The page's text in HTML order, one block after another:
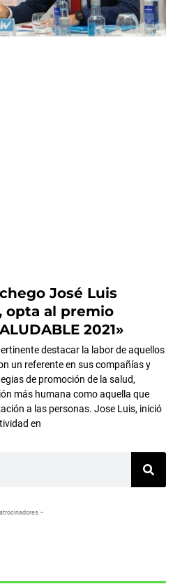
José Luis
opta al premio
2021»
destacar la labor de aquellos
un referente en sus compañías y
de promoción de la salud,
más humana como aquella que
a las personas. Jose Luis, inició
en
–